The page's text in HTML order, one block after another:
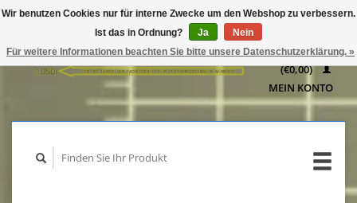
WARENKORB
(€0,00)
MEIN KONTO
Wir benutzen Cookies nur für interne Zwecke um den Webshop zu verbessern.
Ist das in Ordnung?
Ja
Nein
Für weitere Informationen beachten Sie bitte unsere Datenschutzerklärung. »